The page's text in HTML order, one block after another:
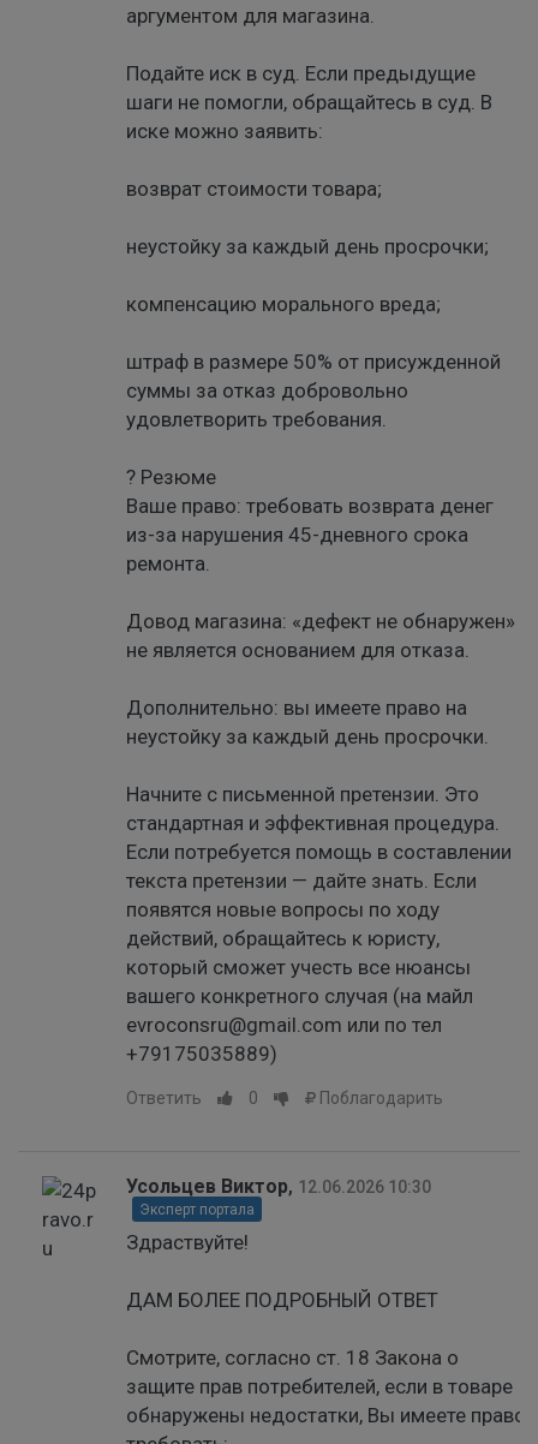
аргументом для магазина.
Подайте иск в суд. Если предыдущие
шаги не помогли, обращайтесь в суд. В
иске можно заявить:
возврат стоимости товара;
неустойку за каждый день просрочки;
компенсацию морального вреда;
штраф в размере 50% от присужденной
суммы за отказ добровольно
удовлетворить требования.
? Резюме
Ваше право: требовать возврата денег
из-за нарушения 45-дневного срока
ремонта.
Довод магазина: «дефект не обнаружен»
не является основанием для отказа.
Дополнительно: вы имеете право на
неустойку за каждый день просрочки.
Начните с письменной претензии. Это
стандартная и эффективная процедура.
Если потребуется помощь в составлении
текста претензии — дайте знать. Если
появятся новые вопросы по ходу
действий, обращайтесь к юристу,
который сможет учесть все нюансы
вашего конкретного случая (на майл
evroconsru@gmail.com или по тел
+79175035889)
Ответить 0 Поблагодарить
Усольцев Виктор, 12.06.2026 10:30
Эксперт портала
Здраствуйте!
ДАМ БОЛЕЕ ПОДРОБНЫЙ ОТВЕТ
Смотрите, согласно ст. 18 Закона о
защите прав потребителей, если в товаре
обнаружены недостатки, Вы имеете право